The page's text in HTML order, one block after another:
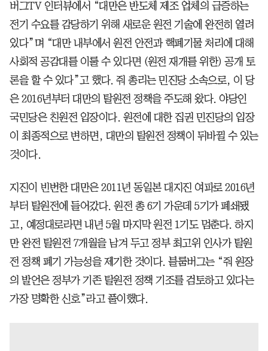
버그TV 인터뷰에서 “대만은 반도체 제조 업체의 급증하는
전기 수요를 감당하기 위해 새로운 원전 기술에 완전히 열려
있다”며 “대만 내부에서 원전 안전과 핵폐기물 처리에 대해
사회적 공감대를 이룰 수 있다면 (원전 재개를 위한) 공개 토
론을 할 수 있다”고 했다. 줘 총리는 민진당 소속으로, 이 당
은 2016년부터 대만의 탈원전 정책을 주도해 왔다. 야당인
국민당은 친원전 입장이다. 원전에 대한 집권 민진당의 입장
이 최종적으로 변하면, 대만의 탈원전 정책이 뒤바뀔 수 있는
것이다.
지진이 빈번한 대만은 2011년 동일본 대지진 여파로 2016년
부터 탈원전에 들어갔다. 원전 총 6기 가운데 5기가 폐쇄됐
고, 예정대로라면 내년 5월 마지막 원전 1기도 멈춘다. 하지
만 완전 탈원전 7개월을 남겨 두고 정부 최고위 인사가 탈원
전 정책 폐기 가능성을 제기한 것이다. 블룸버그는 “줘 원장
의 발언은 정부가 기존 탈원전 정책 기조를 검토하고 있다는
가장 명확한 신호”라고 풀이했다.